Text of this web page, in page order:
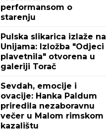
performansom o
starenju
Pulska slikarica izlaže na
Unijama: Izložba "Odjeci
plavetnila" otvorena u
galeriji Torač
Sevdah, emocije i
ovacije: Hanka Paldum
priredila nezaboravnu
večer u Malom rimskom
kazalištu